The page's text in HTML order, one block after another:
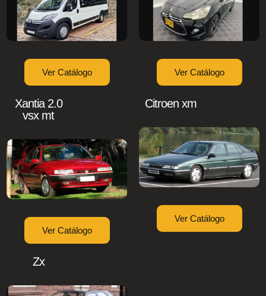
Ver Catálogo Ver Catálogo
Xantia 2.0
vsx mt
Ver Catálogo
Citroen xm
Ver Catálogo
Zx